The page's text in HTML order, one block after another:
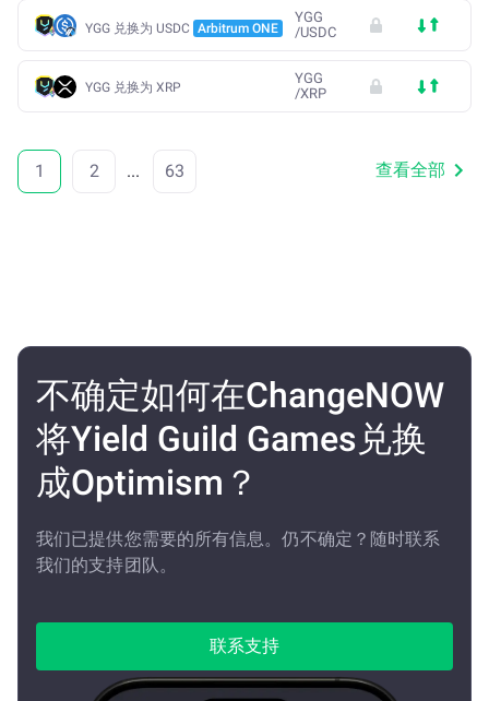
YGG 兑换为 USDC Arbitrum ONE
YGG
/USDC
YGG 兑换为 XRP
YGG
/XRP
1 2 ... 63 查看全部
不确定如何在ChangeNOW
将Yield Guild Games兑换
成Optimism？
我们已提供您需要的所有信息。仍不确定？随时联系
我们的支持团队。
联系支持